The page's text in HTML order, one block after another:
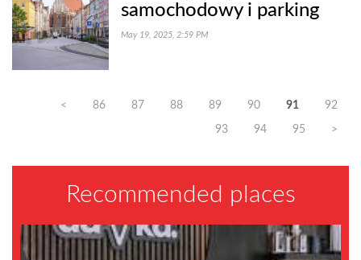
samochodowy i parking
May 19, 2025, 2:59 PM
< 86 87 88 89 90 91 92
93 94 95 >
Recommended places